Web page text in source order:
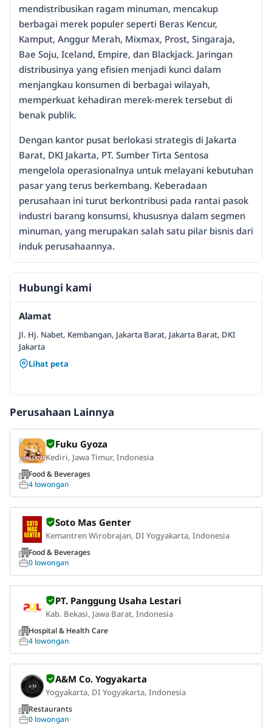
mendistribusikan ragam minuman, mencakup
berbagai merek populer seperti Beras Kencur,
Kamput, Anggur Merah, Mixmax, Prost, Singaraja,
Bae Soju, Iceland, Empire, dan Blackjack. Jaringan
distribusinya yang efisien menjadi kunci dalam
menjangkau konsumen di berbagai wilayah,
memperkuat kehadiran merek-merek tersebut di
benak publik.
Dengan kantor pusat berlokasi strategis di Jakarta
Barat, DKI Jakarta, PT. Sumber Tirta Sentosa
mengelola operasionalnya untuk melayani kebutuhan
pasar yang terus berkembang. Keberadaan
perusahaan ini turut berkontribusi pada rantai pasok
industri barang konsumsi, khususnya dalam segmen
minuman, yang merupakan salah satu pilar bisnis dari
induk perusahaannya.
Hubungi kami
Alamat
Jl. Hj. Nabet, Kembangan, Jakarta Barat, Jakarta Barat, DKI
Jakarta
Lihat peta
Perusahaan Lainnya
Fuku Gyoza
Kediri, Jawa Timur, Indonesia
Food & Beverages
4 lowongan
Soto Mas Genter
Kemantren Wirobrajan, DI Yogyakarta, Indonesia
Food & Beverages
0 lowongan
PT. Panggung Usaha Lestari
Kab. Bekasi, Jawa Barat, Indonesia
Hospital & Health Care
4 lowongan
A&M Co. Yogyakarta
Yogyakarta, DI Yogyakarta, Indonesia
Restaurants
0 lowongan